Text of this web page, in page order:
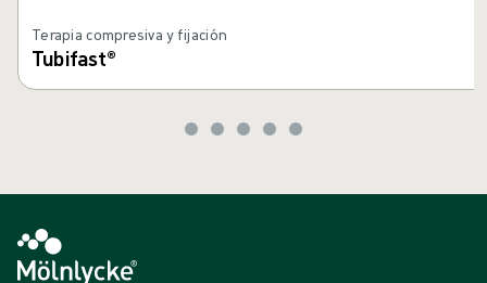
Terapia compresiva y fijación
Tubifast®